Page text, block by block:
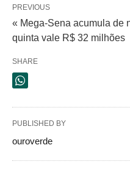
PREVIOUS
« Mega-Sena acumula de
quinta vale R$ 32 milhões
SHARE
PUBLISHED BY
ouroverde